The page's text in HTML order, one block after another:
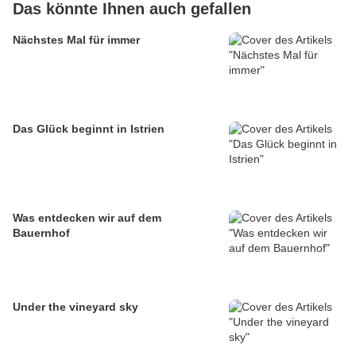
Das könnte Ihnen auch gefallen
Nächstes Mal für immer
Das Glück beginnt in Istrien
Was entdecken wir auf dem
Bauernhof
Under the vineyard sky